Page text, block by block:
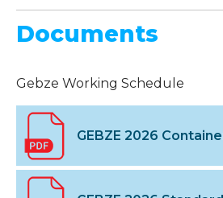
Documents
Gebze Working Schedule
GEBZE 2026